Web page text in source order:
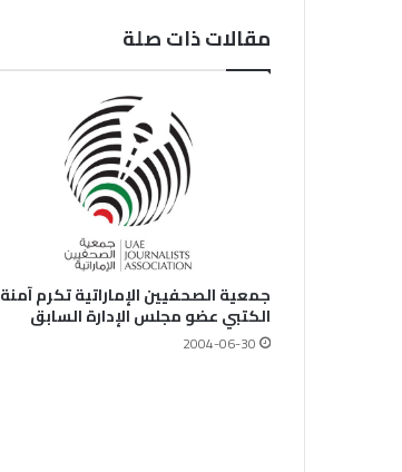
مقالات ذات صلة
جمعية الصحفيين الإماراتية تكرم آمنة
الكتبي عضو مجلس الإدارة السابق
2004-06-30